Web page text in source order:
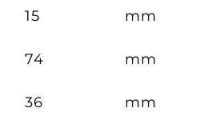
15 mm
74 mm
36 mm